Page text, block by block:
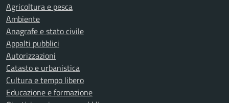
Agricoltura e pesca
Ambiente
Anagrafe e stato civile
Appalti pubblici
Autorizzazioni
Catasto e urbanistica
Cultura e tempo libero
Educazione e formazione